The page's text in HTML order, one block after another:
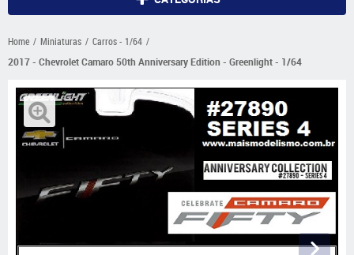
Home Miniaturas
Carros - 1/64
2017 - Chevrolet Camaro 50th Anniversary Edition - Greenlight - 1/64